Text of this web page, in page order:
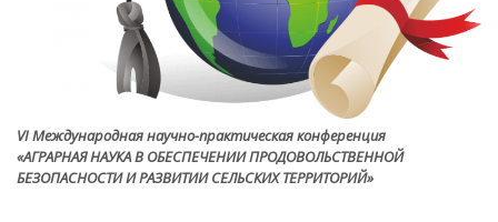
VI Международная научно-практическая конференция
«АГРАРНАЯ НАУКА В ОБЕСПЕЧЕНИИ ПРОДОВОЛЬСТВЕННОЙ
БЕЗОПАСНОСТИ И РАЗВИТИИ СЕЛЬСКИХ ТЕРРИТОРИЙ»